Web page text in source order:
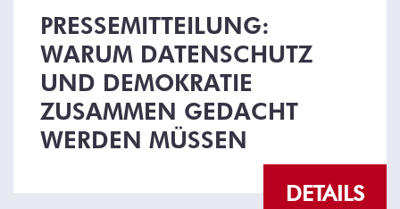
PRESSEMITTEILUNG:
WARUM DATENSCHUTZ
UND DEMOKRATIE
ZUSAMMEN GEDACHT
WERDEN MÜSSEN
DETAILS